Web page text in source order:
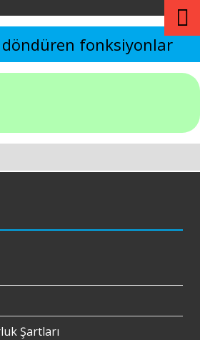
döndüren fonksiyonlar
Şartları